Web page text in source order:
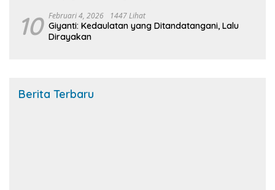
10 Februari 4, 2026 1447 Lihat
Giyanti: Kedaulatan yang Ditandatangani, Lalu
Dirayakan
Berita Terbaru